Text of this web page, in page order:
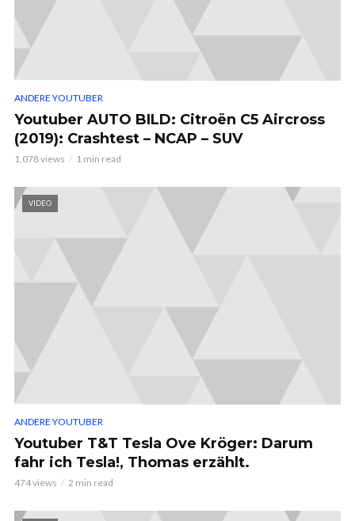
ANDERE YOUTUBER
Youtuber AUTO BILD: Citroën C5 Aircross
(2019): Crashtest – NCAP – SUV
1.078 views 1 min read
VIDEO
ANDERE YOUTUBER
Youtuber T&T Tesla Ove Kröger: Darum
fahr ich Tesla!, Thomas erzählt.
474 views 2 min read